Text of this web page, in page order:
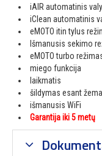
iAIR automatinis
iClean automatinis
eMOTO itin tylus
Išmanusis sekimo
eMOTO turbo
miego funkcija
laikmatis
šildymas esant
išmanusis WiFi
Garantija iki 5 metų